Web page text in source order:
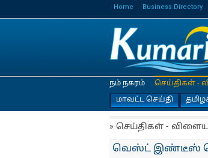
Home Business Directory
நம் நகரம்
செய்திகள் -
மாவட்ட செய்தி
» செய்திகள் -
வெஸ்ட் இண்டீஸ்